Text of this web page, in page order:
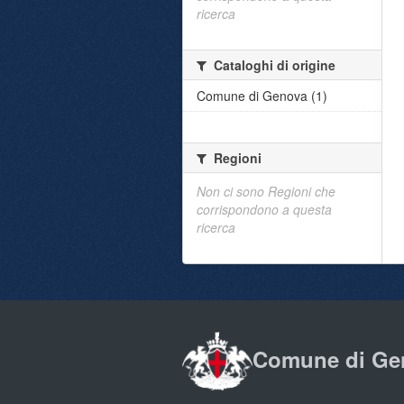
ricerca
Cataloghi di origine
Comune di Genova (1)
Regioni
Non ci sono Regioni che
corrispondono a questa
ricerca
Comune di